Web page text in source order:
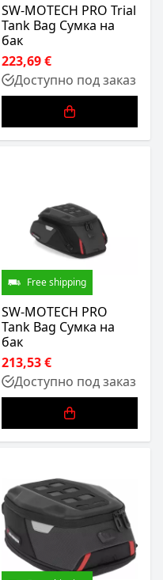
SW-MOTECH PRO Trial
Tank Bag Сумка на
бак
223,69 €
Доступно под заказ
Free shipping
SW-MOTECH PRO
Tank Bag Сумка на
бак
213,53 €
Доступно под заказ